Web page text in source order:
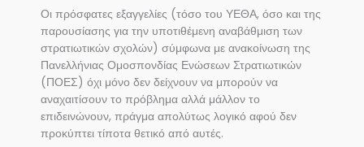
Οι πρόσφατες εξαγγελίες (τόσο του ΥΕΘΑ, όσο και της
παρουσίασης για την υποτιθέμενη αναβάθμιση των
στρατιωτικών σχολών) σύμφωνα με ανακοίνωση της
Πανελλήνιας Ομοσπονδίας Ενώσεων Στρατιωτικών
(ΠΟΕΣ) όχι μόνο δεν δείχνουν να μπορούν να
αναχαιτίσουν το πρόβλημα αλλά μάλλον το
επιδεινώνουν, πράγμα απολύτως λογικό αφού δεν
προκύπτει τίποτα θετικό από αυτές.